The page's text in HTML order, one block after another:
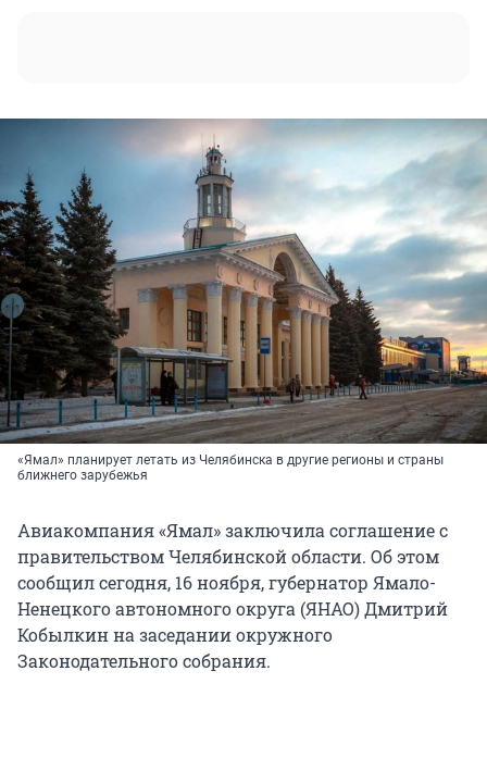
«Ямал» планирует летать из Челябинска в другие регионы и страны
ближнего зарубежья
Авиакомпания «Ямал» заключила соглашение с
правительством Челябинской области. Об этом
сообщил сегодня, 16 ноября, губернатор Ямало-
Ненецкого автономного округа (ЯНАО) Дмитрий
Кобылкин на заседании окружного
Законодательного собрания.